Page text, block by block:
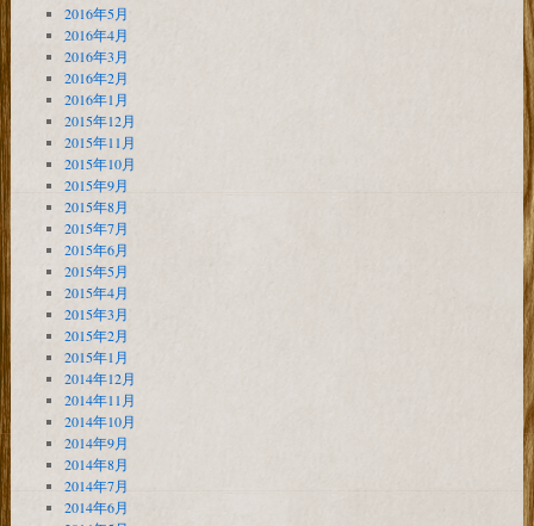
2016年5月
2016年4月
2016年3月
2016年2月
2016年1月
2015年12月
2015年11月
2015年10月
2015年9月
2015年8月
2015年7月
2015年6月
2015年5月
2015年4月
2015年3月
2015年2月
2015年1月
2014年12月
2014年11月
2014年10月
2014年9月
2014年8月
2014年7月
2014年6月